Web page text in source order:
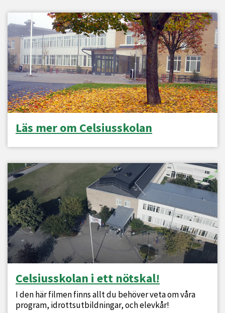
Läs mer om Celsiusskolan
Celsiusskolan i ett nötskal!
I den här filmen finns allt du behöver veta om våra
program, idrottsutbildningar, och elevkår!